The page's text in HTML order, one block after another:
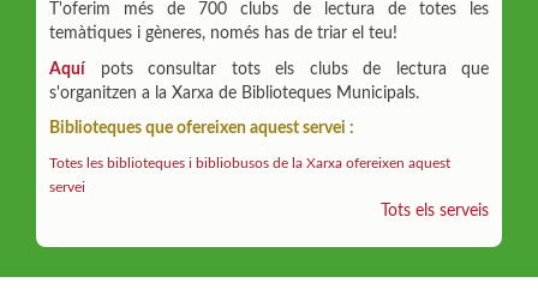
T'oferim més de 700 clubs de lectura de totes les
temàtiques i gèneres, només has de triar el teu!
Aquí pots consultar tots els clubs de lectura que
s'organitzen a la Xarxa de Biblioteques Municipals.
Biblioteques que ofereixen aquest servei :
Totes les biblioteques i bibliobusos de la Xarxa ofereixen aquest
servei
Tots els serveis